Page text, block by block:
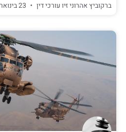
ברקוביץ אהרוני זיו עורכי דין